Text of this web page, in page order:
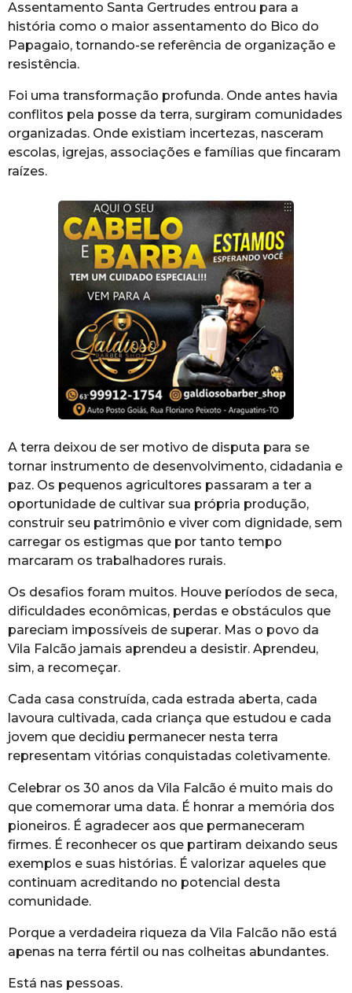
Assentamento Santa Gertrudes entrou para a
história como o maior assentamento do Bico do
Papagaio, tornando-se referência de organização e
resistência.
Foi uma transformação profunda. Onde antes havia
conflitos pela posse da terra, surgiram comunidades
organizadas. Onde existiam incertezas, nasceram
escolas, igrejas, associações e famílias que fincaram
raízes.
A terra deixou de ser motivo de disputa para se
tornar instrumento de desenvolvimento, cidadania e
paz. Os pequenos agricultores passaram a ter a
oportunidade de cultivar sua própria produção,
construir seu patrimônio e viver com dignidade, sem
carregar os estigmas que por tanto tempo
marcaram os trabalhadores rurais.
Os desafios foram muitos. Houve períodos de seca,
dificuldades econômicas, perdas e obstáculos que
pareciam impossíveis de superar. Mas o povo da
Vila Falcão jamais aprendeu a desistir. Aprendeu,
sim, a recomeçar.
Cada casa construída, cada estrada aberta, cada
lavoura cultivada, cada criança que estudou e cada
jovem que decidiu permanecer nesta terra
representam vitórias conquistadas coletivamente.
Celebrar os 30 anos da Vila Falcão é muito mais do
que comemorar uma data. É honrar a memória dos
pioneiros. É agradecer aos que permaneceram
firmes. É reconhecer os que partiram deixando seus
exemplos e suas histórias. É valorizar aqueles que
continuam acreditando no potencial desta
comunidade.
Porque a verdadeira riqueza da Vila Falcão não está
apenas na terra fértil ou nas colheitas abundantes.
Está nas pessoas.